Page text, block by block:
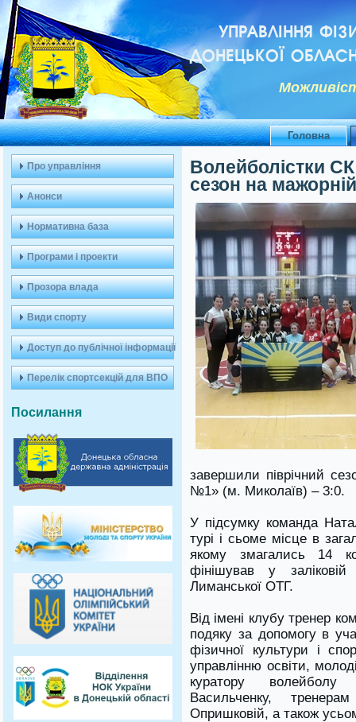
УПРАВЛІННЯ
ДОНЕЦЬКОЇ
Головна
Про управління
Анонси
Нормативна база
Програми і проекти
Прозора влада
Види спорту
Доступ до публічної інформації
Перелік спортсекцій для ВПО
Посилання
Волейболістки
сезон на мажорній
завершили піврічний
№1» (м. Миколаїв) – 3:0.
У підсумку команда
турі і сьоме місце в
якому змагались 14
фінішував у
Лиманської ОТГ.
Від імені клубу тренер
подяку за допомогу в
фізичної культури і
управлінню освіти,
куратору волейболу
Васильченку,
Опришковій, а також